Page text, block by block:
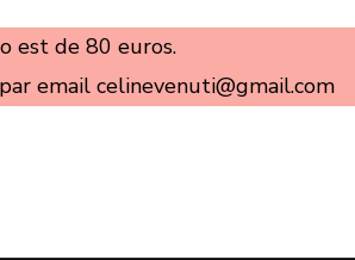
est de 80 euros.
email celinevenuti@gmail.com